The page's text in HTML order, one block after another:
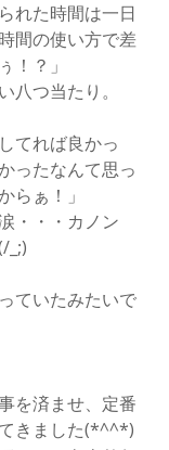
れた時間は一日
間の使い方で差
！？」
八つ当たり。
てれば良かっ
ったなんて思っ
らぁ！」
・・・カノン
_;)
ていたみたいで
を済ませ、定番
きました(*^^*)